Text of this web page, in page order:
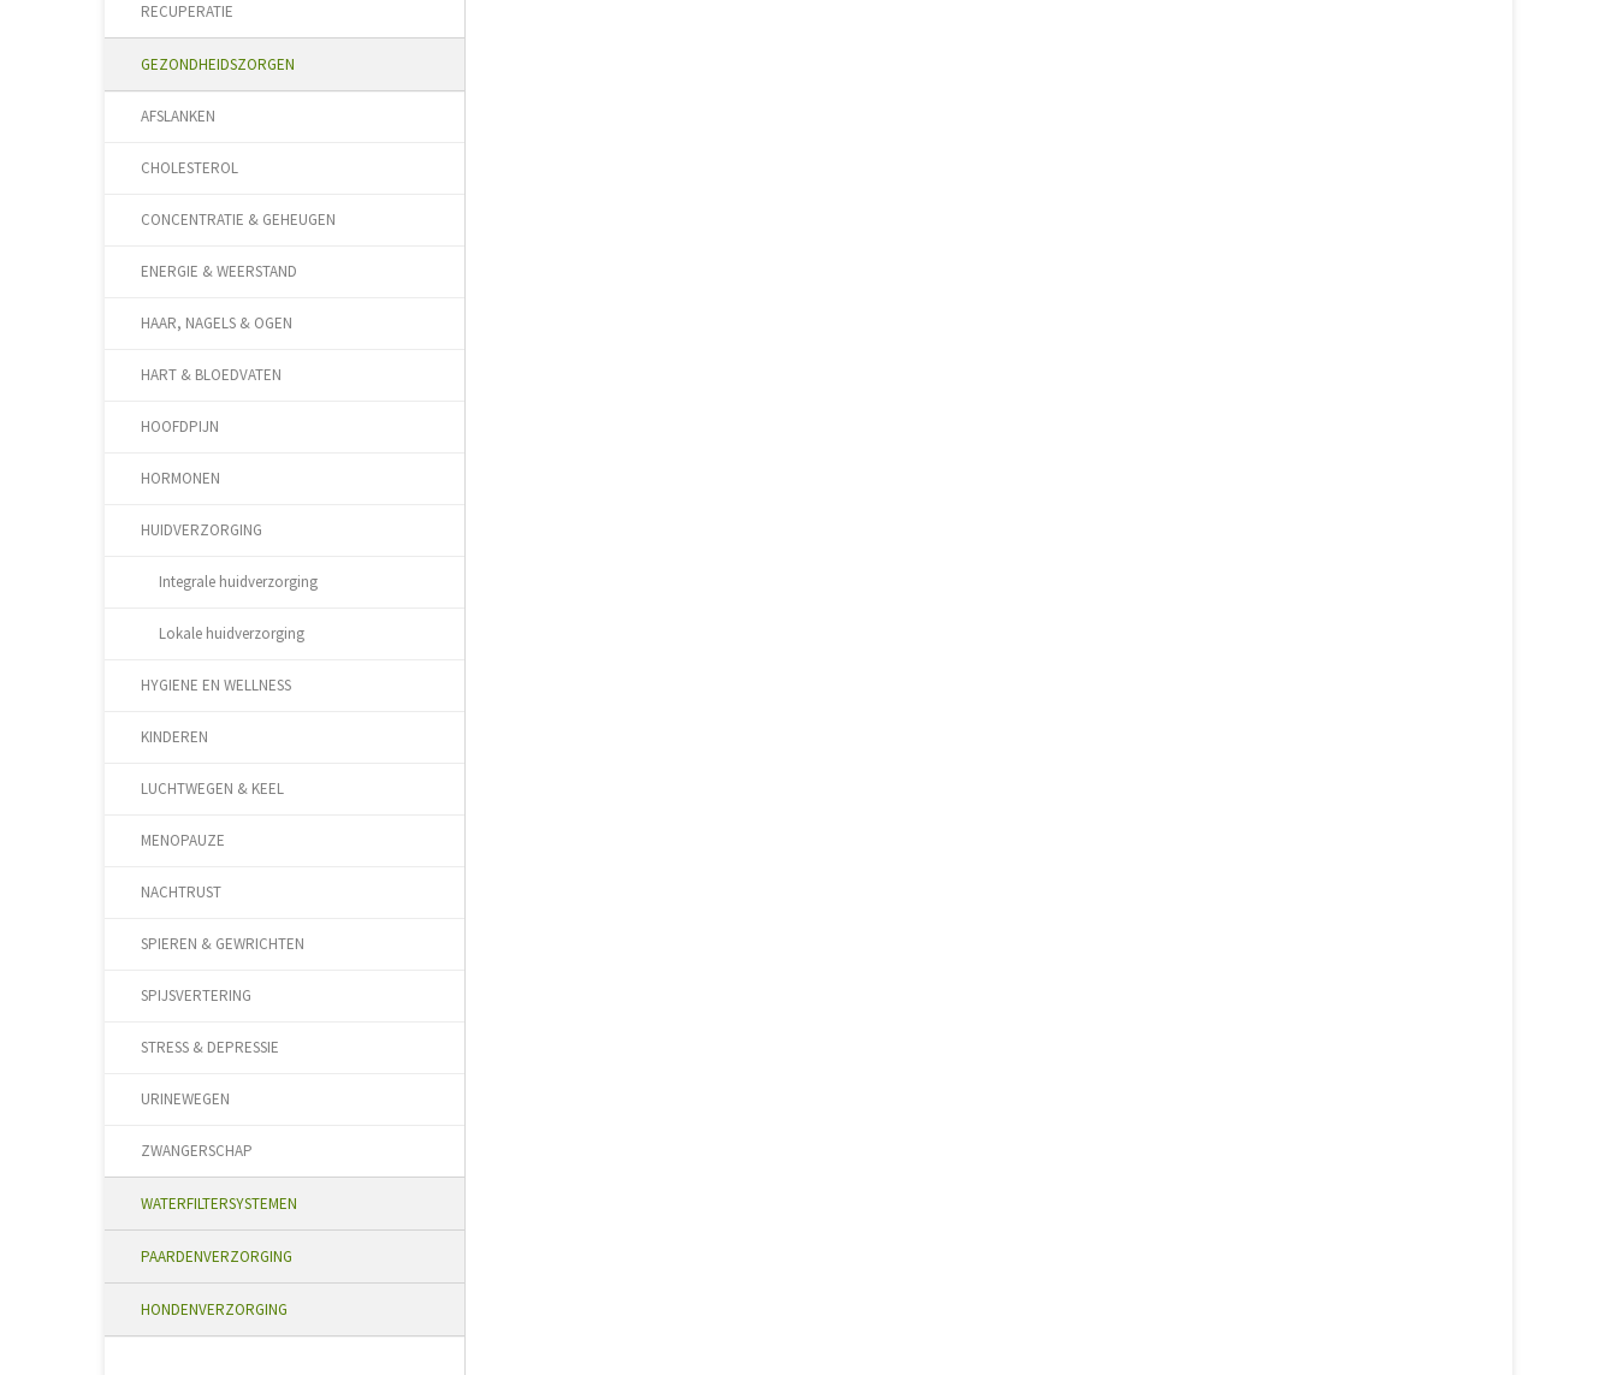
RECUPERATIE
GEZONDHEIDSZORGEN
AFSLANKEN
CHOLESTEROL
CONCENTRATIE & GEHEUGEN
ENERGIE & WEERSTAND
HAAR, NAGELS & OGEN
HART & BLOEDVATEN
HOOFDPIJN
HORMONEN
HUIDVERZORGING
Integrale huidverzorging
Lokale huidverzorging
HYGIENE EN WELLNESS
KINDEREN
LUCHTWEGEN & KEEL
MENOPAUZE
NACHTRUST
SPIEREN & GEWRICHTEN
SPIJSVERTERING
STRESS & DEPRESSIE
URINEWEGEN
ZWANGERSCHAP
WATERFILTERSYSTEMEN
PAARDENVERZORGING
HONDENVERZORGING